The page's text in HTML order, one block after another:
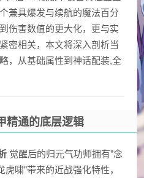
兼具爆发与续航的魔法百分
伤害数值的更大化，更与实
密相关，本文将深入剖析当
，从基础属性到神话配装,全
精通的底层逻辑
觉醒后的归元气功师拥有"念
啸"带来的近战强化特性，